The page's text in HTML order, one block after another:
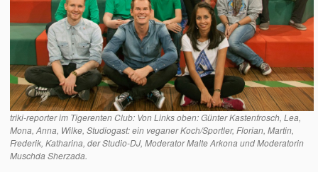
triki-reporter im Tigerenten Club: Von Links oben: Günter Kastenfrosch, Lea,
Mona, Anna, Wilke, Studiogast: ein veganer Koch/Sportler, Florian, Martin,
Frederik, Katharina, der Studio-DJ, Moderator Malte Arkona und Moderatorin
Muschda Sherzada.